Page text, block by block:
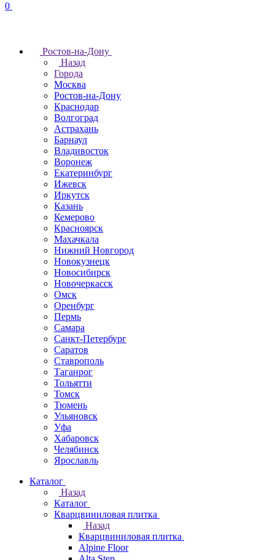
0
Ростов-на-Дону
Назад
Города
Москва
Ростов-на-Дону
Краснодар
Волгоград
Астрахань
Барнаул
Владивосток
Воронеж
Екатеринбург
Ижевск
Иркутск
Казань
Кемерово
Красноярск
Махачкала
Нижний Новгород
Новокузнецк
Новосибирск
Новочеркаcск
Омск
Оренбург
Пермь
Самара
Санкт-Петербург
Саратов
Ставрополь
Таганрог
Тольятти
Томск
Тюмень
Ульяновск
Уфа
Хабаровск
Челябинск
Ярославль
Каталог
Назад
Каталог
Кварцвиниловая плитка
Назад
Кварцвиниловая плитка
Alpine Floor